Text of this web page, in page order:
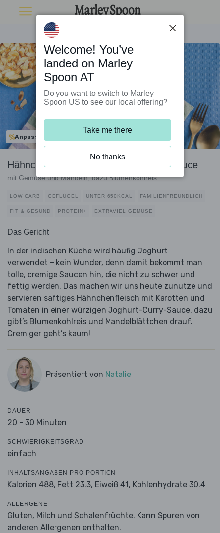
Anpassbar
Hähnchen in indischer Curry-Joghurt-Sauce
mit Gemüse und Mandeln, dazu Blumenkohlreis
LOW CARB GEFLÜGEL UNTER 650KCAL FAMILIENFREUNDLICH
FIT & GESUND PROTEIN+ EXTRAVIEL GEMÜSE
Das Gericht
In der indischen Küche wird häufig Joghurt
verwendet – kein Wunder, denn damit bekommt man
tolle, cremige Saucen hin, die nicht zu schwer und
fettig werden. Das machen wir uns heute zunutze und
servieren saftiges Hähnchenfleisch mit Karotten und
Tomaten in einer würzigen Joghurt-Curry-Sauce, dazu
gibt’s Blumenkohlreis und Mandelblättchen drauf.
Cremiger geht’s kaum!
Präsentiert von Natalie
DAUER
20 - 30 Minuten
SCHWIERIGKEITSGRAD
einfach
INHALTSANGABEN PRO PORTION
Kalorien 488, Fett 23.3, Eiweiß 41, Kohlenhydrate 30.4
ALLERGENE
Gluten, Milch und Schalenfrüchte. Kann Spuren von
anderen Allergenen enthalten.
Welcome! You’ve
landed on Marley
Spoon AT
Do you want to switch to Marley
Spoon US to see our local offering?
Take me there
No thanks